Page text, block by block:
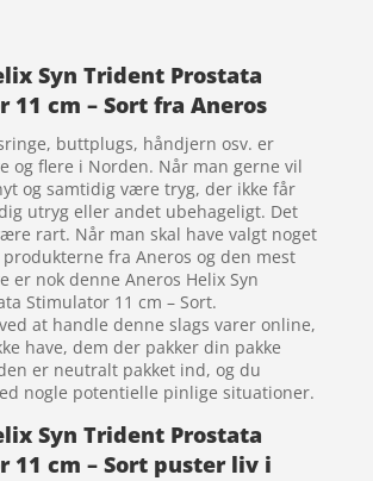
Syn Trident Prostata
11 cm – Sort fra Aneros
buttplugs, håndjern osv. er
og flere i Norden. Når man gerne vil
og samtidig være tryg, der ikke får
utryg eller andet ubehageligt. Det
rart. Når man skal have valgt noget
fra Aneros og den mest
er nok denne Aneros Helix Syn
Stimulator 11 cm – Sort.
at handle denne slags varer online,
have, dem der pakker din pakke
er neutralt pakket ind, og du
nogle potentielle pinlige situationer.
Syn Trident Prostata
11 cm – Sort puster liv i